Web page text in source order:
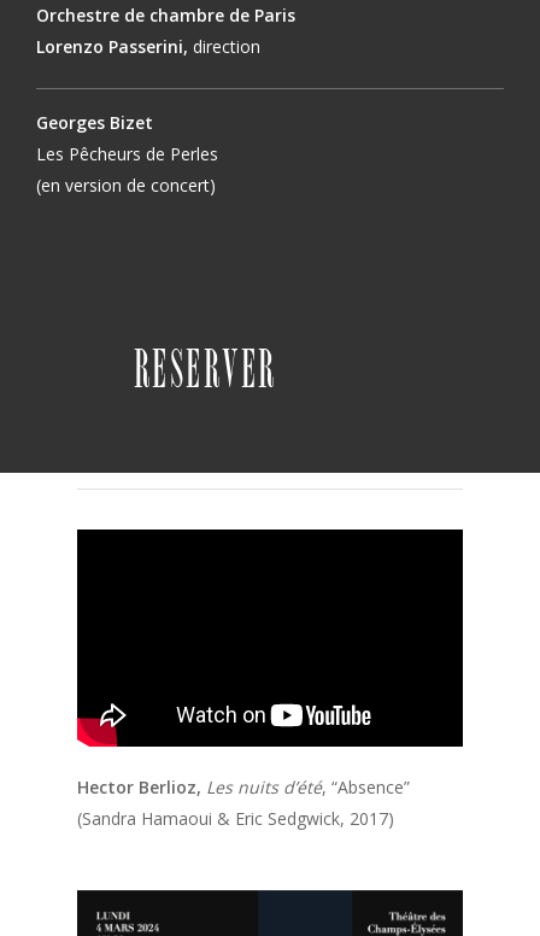
Orchestre de chambre de Paris
Lorenzo Passerini,direction
Georges Bizet
Les Pêcheurs de Perles
(en version de concert)
Hector Berlioz, Les nuits d’été, “Absence”
(Sandra Hamaoui & Eric Sedgwick, 2017)